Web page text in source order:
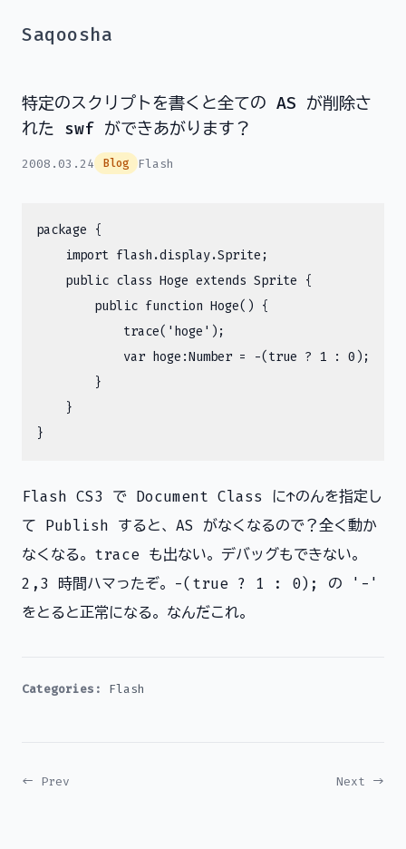
Saqoosha
特定のスクリプトを書くと全ての AS が削除さ
れた swf ができあがります？
2008.03.24 Blog Flash
package {
    import flash.display.Sprite;
    public class Hoge extends Sprite {
        public function Hoge() {
            trace('hoge');
            var hoge:Number = -(true ? 1 : 0);
        }
    }
Flash CS3 で Document Class に↑のんを指定し
て Publish すると、AS がなくなるので？全く動か
なくなる。trace も出ない。デバッグもできない。
2,3 時間ハマったぞ。-(true ? 1 : 0); の '-'
をとると正常になる。なんだこれ。
Categories: Flash
← Prev Next →